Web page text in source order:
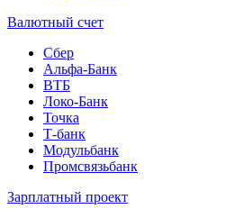
Валютный счет
Сбер
Альфа-Банк
ВТБ
Локо-Банк
Точка
Т-банк
Модульбанк
Промсвязьбанк
Зарплатный проект